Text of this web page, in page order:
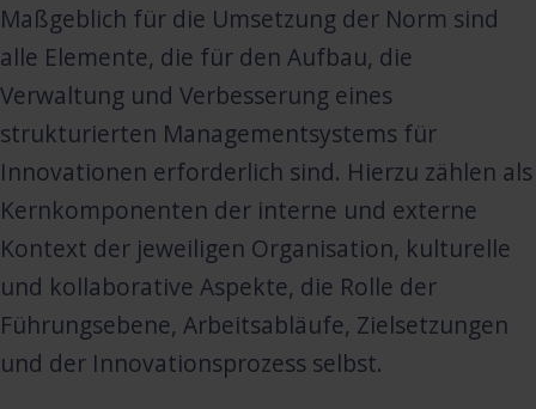
Maßgeblich für die Umsetzung der Norm sind
alle Elemente, die für den Aufbau, die
Verwaltung und Verbesserung eines
strukturierten Managementsystems für
Innovationen erforderlich sind. Hierzu zählen als
Kernkomponenten der interne und externe
Kontext der jeweiligen Organisation, kulturelle
und kollaborative Aspekte, die Rolle der
Führungsebene, Arbeitsabläufe, Zielsetzungen
und der Innovationsprozess selbst.